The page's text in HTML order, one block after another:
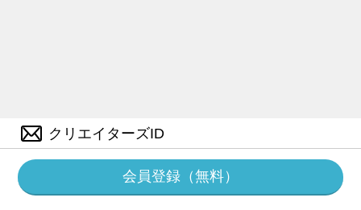
クリエイターズID
会員登録（無料）